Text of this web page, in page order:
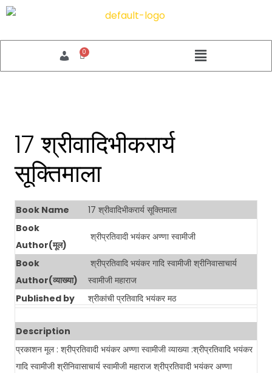
17 श्रीवादिभीकरार्य
सूक्तिमाला
Book Name
17 श्रीवादिभीकरार्य सूक्तिमाला
Book
Author(मूल)
श्रीप्रतिवादी भयंकर अण्णा स्वामीजी
Book
Author(व्याख्या)
श्रीप्रतिवादि भयंकर गादि स्वामीजी श्रीनिवासाचार्य
स्वामीजी महाराज
Published by
श्रीकांची प्रतिवादि भयंकर मठ
Description
प्रकाशन मूल : श्रीप्रतिवादी भयंकर अण्णा स्वामीजी व्याख्या :श्रीप्रतिवादि भयंकर
गादि स्वामीजी श्रीनिवासाचार्य स्वामीजी महाराज श्रीप्रतिवादी भयंकर अण्णा